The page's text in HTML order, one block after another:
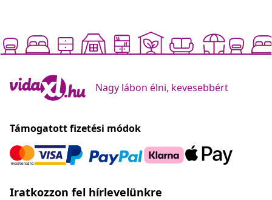
Nagy lábon élni, kevesebbért
Támogatott fizetési módok
Iratkozzon fel hírlevelünkre